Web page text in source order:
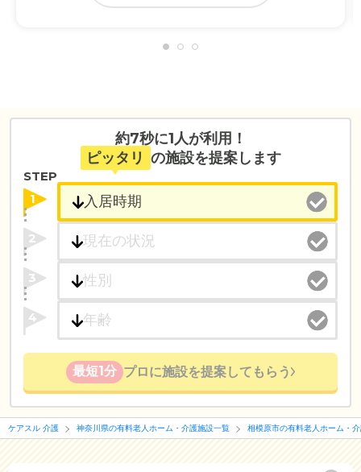
約7秒に1人が利用！
ピッタリ の施設を提案します
STEP
1
2
3
4
最短1分 プロに施設を提案してもらう
ケアスル 介護 神奈川県の有料老人ホーム・介護施設一覧 相模原市の有料老人ホーム・